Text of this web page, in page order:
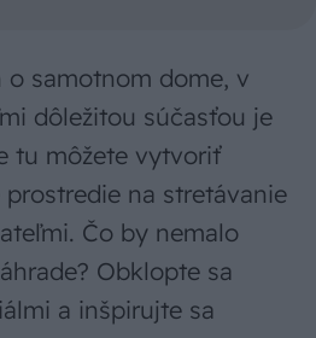
o samotnom dome, v
dôležitou súčasťou je
tu môžete vytvoriť
na stretávanie
Čo by nemalo
Obklopte sa
a inšpirujte sa